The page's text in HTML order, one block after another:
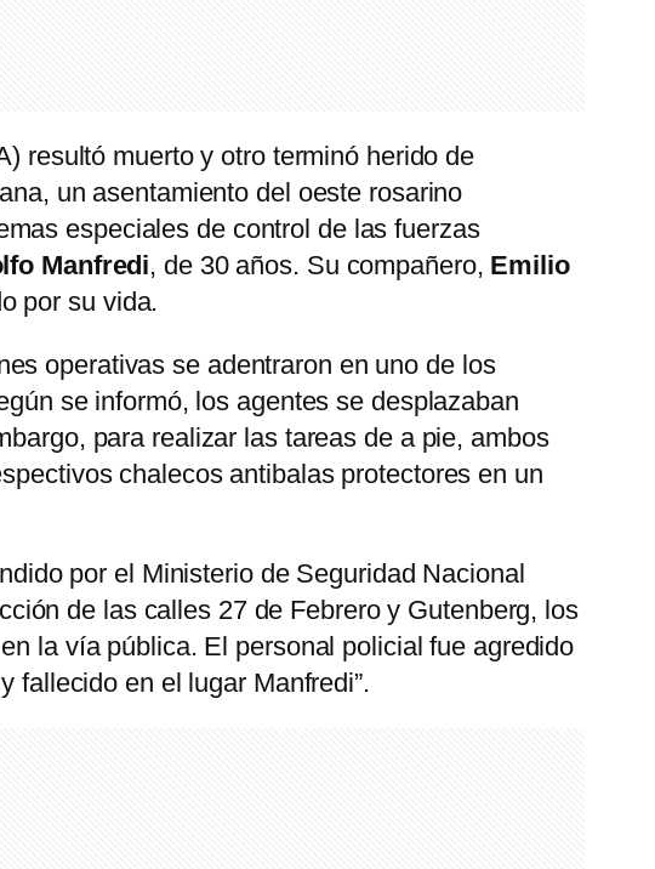
resultó muerto y otro terminó herido de
un asentamiento del oeste rosarino
especiales de control de las fuerzas
Manfredi, de 30 años. Su compañero, Emilio
por su vida.
operativas se adentraron en uno de los
se informó, los agentes se desplazaban
para realizar las tareas de a pie, ambos
chalecos antibalas protectores en un
por el Ministerio de Seguridad Nacional
de las calles 27 de Febrero y Gutenberg, los
la vía pública. El personal policial fue agredido
fallecido en el lugar Manfredi”.